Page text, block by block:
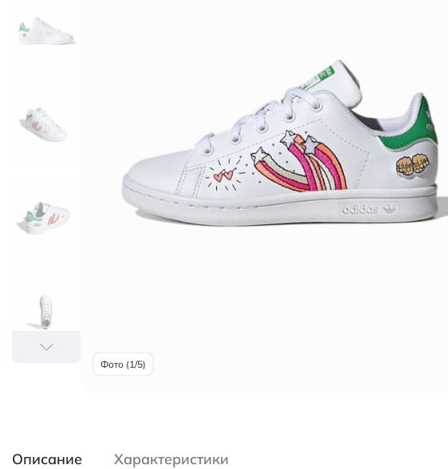
Фото (1/5)
Описание Характеристики